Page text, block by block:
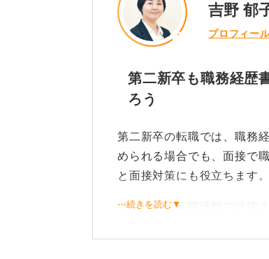
吉野 郁
プロフィー
第二新卒も職務経歴
ろう
第二新卒の転職では、職務
められる場合でも、面接で
と面接対策にも役立ちます。
そもそも、転職活動で評価
⋯続きを読む▼